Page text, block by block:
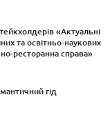
«Актуальні
та освітньо-наукових
ресторанна справа»
гід